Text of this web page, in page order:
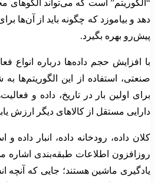
“الگوریتم” است که می‌تواند الگوهای
دهد و بیاموزد که چگونه باید از آن‌ها
پیش‌رو بهره بگیرد.
با افزایش حجم داده‌ها درباره انواع
صنعتی، استفاده از این الگوریتم‌ها
برای اولین بار در تاریخ، داده و
دارایی مستقل از کالاهای دیگر ارزش
کلان داده‌، رودخانه داده، انبار
روزافزون اطلاعات طبقه‌بندی اشاره
یادگیری ماشین هستند؛ جایی که آنچه